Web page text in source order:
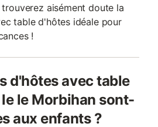
aisément doute la
table d'hôtes idéale pour
!
d'hôtes avec table
le Morbihan sont-
aux enfants ?